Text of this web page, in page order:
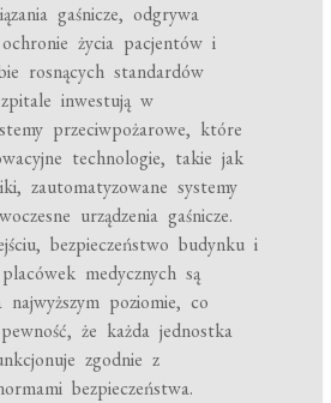
gaśnicze, odgrywa
życia pacjentów i
rosnących standardów
inwestują w
przeciwpożarowe, które
technologie, takie jak
zautomatyzowane systemy
urządzenia gaśnicze.
bezpieczeństwo budynku i
placówek medycznych są
poziomie, co
że każda jednostka
zgodnie z
bezpieczeństwa.